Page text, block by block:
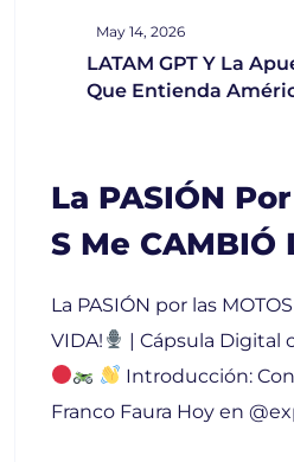
May 14, 2026
LATAM GPT Y La
Que Entienda
La PASIÓN
S Me CAMBIÓ
La PASIÓN por las
VIDA!
| Cápsula Digital
Introducción:
Franco Faura Hoy en